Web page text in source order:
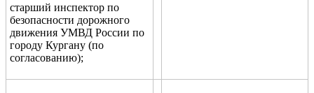
старший инспектор по
безопасности дорожного
движения УМВД России по
городу Кургану (по
согласованию);